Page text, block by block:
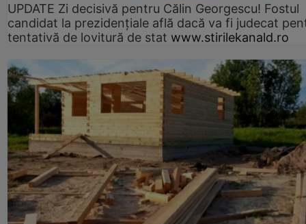
UPDATE Zi decisivă pentru Călin Georgescu! Fostul
candidat la prezidențiale află dacă va fi judecat
tentativă de lovitură de stat www.stirilekanald.ro